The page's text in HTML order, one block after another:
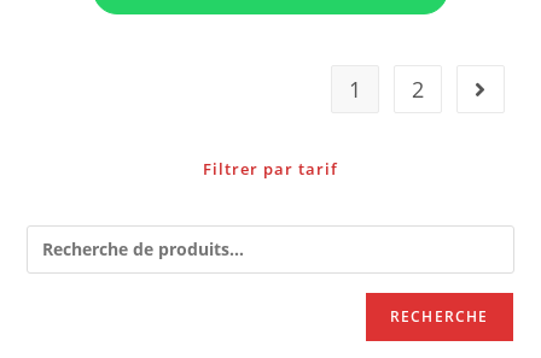
1 2
Filtrer par tarif
RECHERCHE